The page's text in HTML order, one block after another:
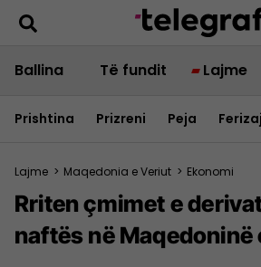
Ballina Të fundit Lajme
Prishtina Prizreni Peja Ferizaj
Lajme > Maqedonia e Veriut > Ekonomi
Rriten çmimet e
naftës në Maqedoninë